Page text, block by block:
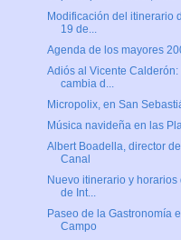
Modificación del itinerario
19 de...
Agenda de los mayores
Adiós al Vicente Calderón:
cambia d...
Micropolix, en San
Música navideña en las
Albert Boadella, director
Canal
Nuevo itinerario y
de Int...
Paseo de la Gastronomía
Campo